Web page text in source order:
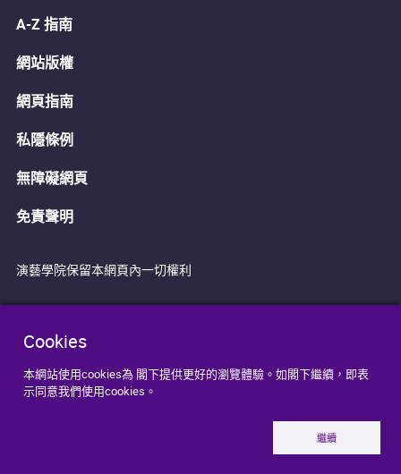
Cookies
本網站使用cookies為 閣下提供更好的瀏覽體驗。如閣下繼續，即表
示同意我們使用cookies。
繼續
A-Z 指南
網站版權
網頁指南
私隱條例
無障礙網頁
免責聲明
演藝學院保留本網頁內一切權利